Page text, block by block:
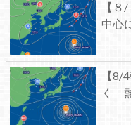
【
中心
【
く